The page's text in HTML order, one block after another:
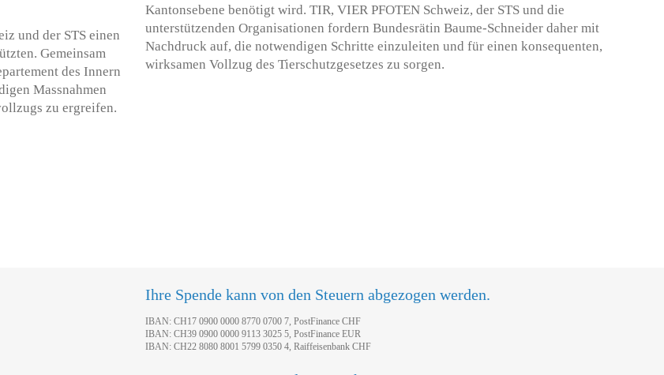
und der STS einen
Gemeinsam
des Innern
Massnahmen
zu ergreifen.
Kantonsebene benötigt wird. TIR, VIER PFOTEN Schweiz, der STS und die
unterstützenden Organisationen fordern Bundesrätin Baume-Schneider daher mit
Nachdruck auf, die notwendigen Schritte einzuleiten und für einen konsequenten,
wirksamen Vollzug des Tierschutzgesetzes zu sorgen.
Ihre Spende kann von den Steuern abgezogen werden.
IBAN: CH17 0900 0000 8770 0700 7, PostFinance CHF
IBAN: CH39 0900 0000 9113 3025 5, PostFinance EUR
IBAN: CH22 8080 8001 5799 0350 4, Raiffeisenbank CHF